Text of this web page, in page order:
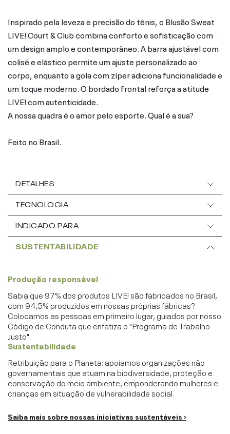
Inspirado pela leveza e precisão do tênis, o Blusão Sweat
LIVE! Court & Club combina conforto e sofisticação com
um design amplo e contemporâneo. A barra ajustável com
colisé e elástico permite um ajuste personalizado ao
corpo, enquanto a gola com zíper adiciona funcionalidade e
um toque moderno. O bordado frontal reforça a atitude
LIVE! com autenticidade.
A nossa quadra é o amor pelo esporte. Qual é a sua?
Feito no Brasil.
DETALHES
TECNOLOGIA
INDICADO PARA
SUSTENTABILIDADE
Produção responsável
Sabia que 97% dos produtos LIVE! são fabricados no Brasil,
com 94,5% produzidos em nossas próprias fábricas?
Colocamos as pessoas em primeiro lugar, guiados por nosso
Código de Conduta que enfatiza o "Programa de Trabalho
Justo".
Sustentabilidade
Retribuição para o Planeta: apoiamos organizações não
governamentais que atuam na biodiversidade, proteção e
conservação do meio ambiente, emponderando mulheres e
crianças em situação de vulnerabilidade social.
Saiba mais sobre nossas iniciativas sustentáveis ›